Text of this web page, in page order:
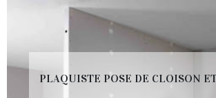
PLAQUISTE POSE DE CLOISON